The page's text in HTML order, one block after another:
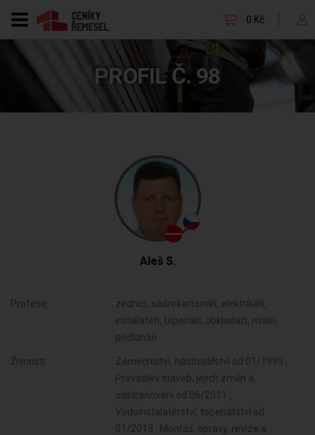
0 Kč
PROFIL Č. 98
Aleš S.
Profese:
zedníci, sádrokartonáři, elektrikáři,
instalatéři, topenáři, obkladači, malíři,
podlaháři
Živnosti:
Zámečnictví, nástrojářství od 01/1999 ,
Provádění staveb, jejich změn a
odstraňování od 06/2011 ,
Vodoinstalatérství, topenářství od
01/2013 , Montáž, opravy, revize a